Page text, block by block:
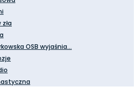
OSB wyjaśnia…